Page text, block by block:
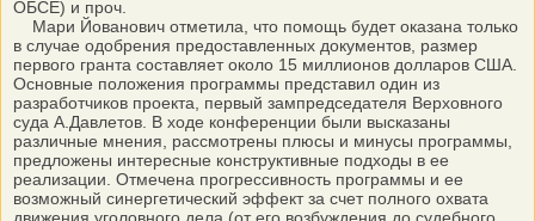
ОБСЕ) и проч.
Мари Йованович отметила, что помощь будет оказана только
в случае одобрения предоставленных документов, размер
первого гранта составляет около 15 миллионов долларов США.
Основные положения программы представил один из
разработчиков проекта, первый зампредседателя Верховного
суда А.Давлетов. В ходе конференции были высказаны
различные мнения, рассмотрены плюсы и минусы программы,
предложены интересные конструктивные подходы в ее
реализации. Отмечена прогрессивность программы и ее
возможный синергетический эффект за счет полного охвата